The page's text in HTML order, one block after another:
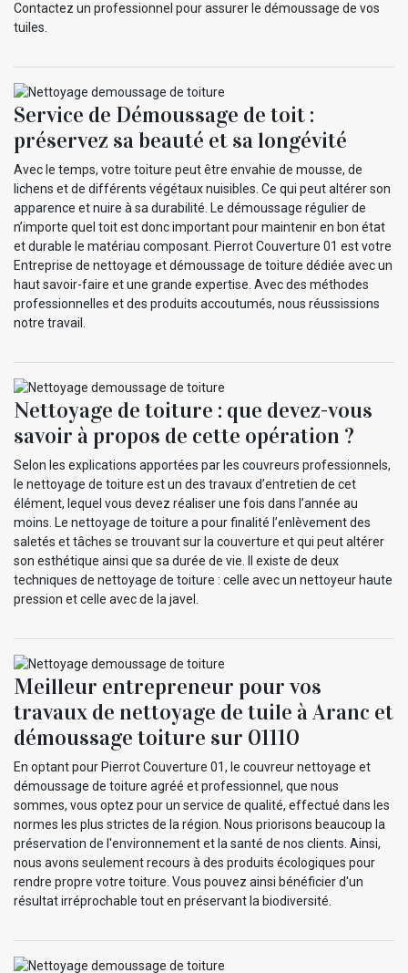
Contactez un professionnel pour assurer le démoussage de vos
tuiles.
Service de Démoussage de toit :
préservez sa beauté et sa longévité
Avec le temps, votre toiture peut être envahie de mousse, de
lichens et de différents végétaux nuisibles. Ce qui peut altérer son
apparence et nuire à sa durabilité. Le démoussage régulier de
n’importe quel toit est donc important pour maintenir en bon état
et durable le matériau composant. Pierrot Couverture 01 est votre
Entreprise de nettoyage et démoussage de toiture dédiée avec un
haut savoir-faire et une grande expertise. Avec des méthodes
professionnelles et des produits accoutumés, nous réussissions
notre travail.
Nettoyage de toiture : que devez-vous
savoir à propos de cette opération ?
Selon les explications apportées par les couvreurs professionnels,
le nettoyage de toiture est un des travaux d’entretien de cet
élément, lequel vous devez réaliser une fois dans l’année au
moins. Le nettoyage de toiture a pour finalité l’enlèvement des
saletés et tâches se trouvant sur la couverture et qui peut altérer
son esthétique ainsi que sa durée de vie. Il existe de deux
techniques de nettoyage de toiture : celle avec un nettoyeur haute
pression et celle avec de la javel.
Meilleur entrepreneur pour vos
travaux de nettoyage de tuile à Aranc et
démoussage toiture sur 01110
En optant pour Pierrot Couverture 01, le couvreur nettoyage et
démoussage de toiture agréé et professionnel, que nous
sommes, vous optez pour un service de qualité, effectué dans les
normes les plus strictes de la région. Nous priorisons beaucoup la
préservation de l'environnement et la santé de nos clients. Ainsi,
nous avons seulement recours à des produits écologiques pour
rendre propre votre toiture. Vous pouvez ainsi bénéficier d'un
résultat irréprochable tout en préservant la biodiversité.